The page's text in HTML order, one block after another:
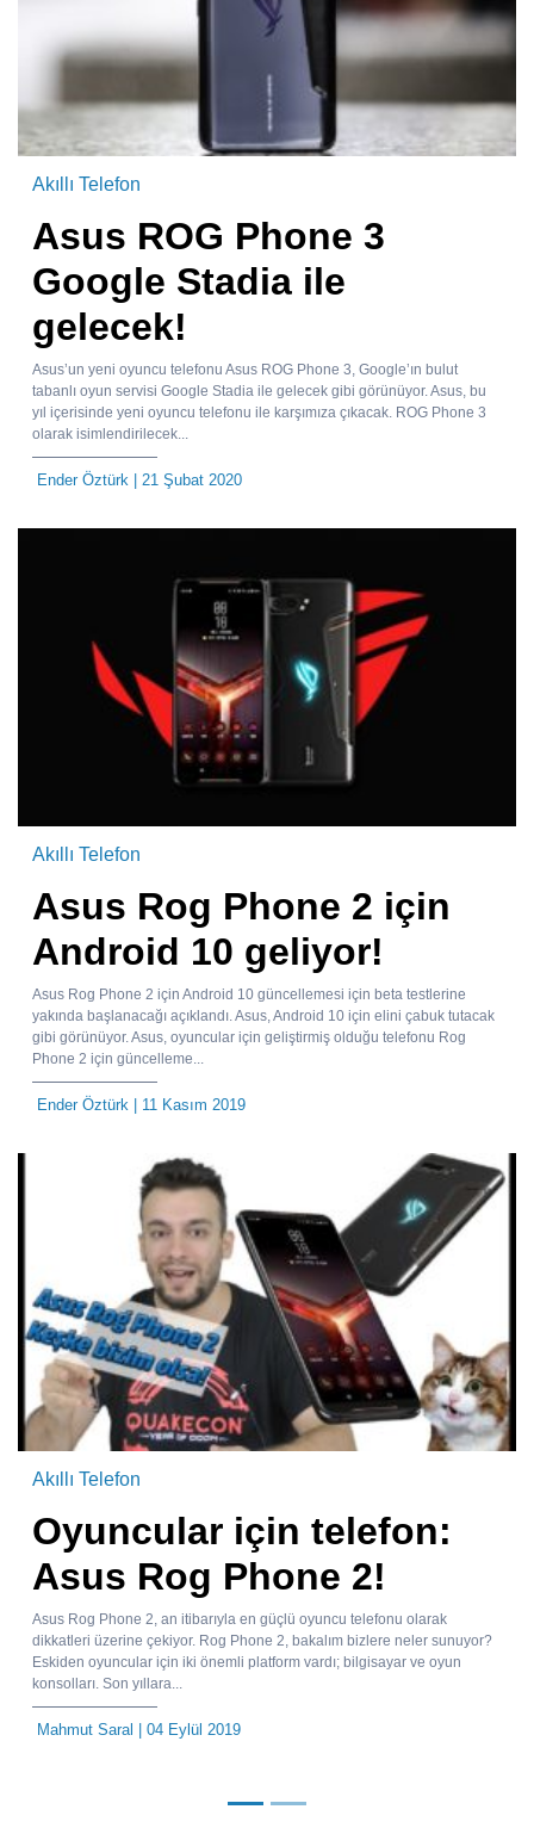
Akıllı Telefon
Asus ROG Phone 3
Google Stadia ile
gelecek!
Asus’un yeni oyuncu telefonu Asus ROG Phone 3, Google’ın bulut
tabanlı oyun servisi Google Stadia ile gelecek gibi görünüyor. Asus, bu
yıl içerisinde yeni oyuncu telefonu ile karşımıza çıkacak. ROG Phone 3
olarak isimlendirilecek...
Ender Öztürk | 21 Şubat 2020
Akıllı Telefon
Asus Rog Phone 2 için
Android 10 geliyor!
Asus Rog Phone 2 için Android 10 güncellemesi için beta testlerine
yakında başlanacağı açıklandı. Asus, Android 10 için elini çabuk tutacak
gibi görünüyor. Asus, oyuncular için geliştirmiş olduğu telefonu Rog
Phone 2 için güncelleme...
Ender Öztürk | 11 Kasım 2019
Akıllı Telefon
Oyuncular için telefon:
Asus Rog Phone 2!
Asus Rog Phone 2, an itibarıyla en güçlü oyuncu telefonu olarak
dikkatleri üzerine çekiyor. Rog Phone 2, bakalım bizlere neler sunuyor?
Eskiden oyuncular için iki önemli platform vardı; bilgisayar ve oyun
konsolları. Son yıllara...
Mahmut Saral | 04 Eylül 2019